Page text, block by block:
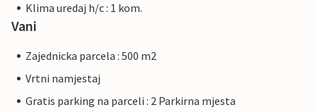
Klima uredaj h/c : 1 kom.
Vani
Zajednicka parcela : 500 m2
Vrtni namjestaj
Gratis parking na parceli : 2 Parkirna mjesta